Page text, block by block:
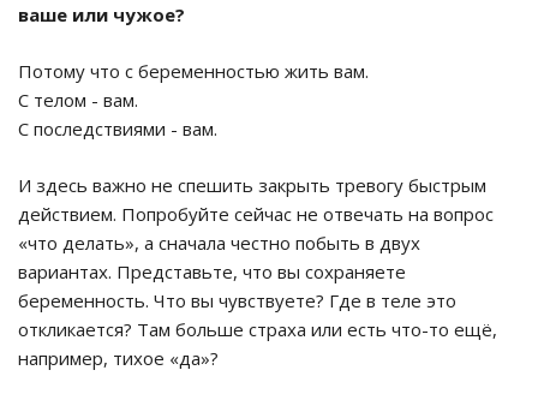
ваше или чужое?
Потому что с беременностью жить вам.
С телом - вам.
С последствиями - вам.
И здесь важно не спешить закрыть тревогу быстрым
действием. Попробуйте сейчас не отвечать на вопрос
«что делать», а сначала честно побыть в двух
вариантах. Представьте, что вы сохраняете
беременность. Что вы чувствуете? Где в теле это
откликается? Там больше страха или есть что-то ещё,
например, тихое «да»?